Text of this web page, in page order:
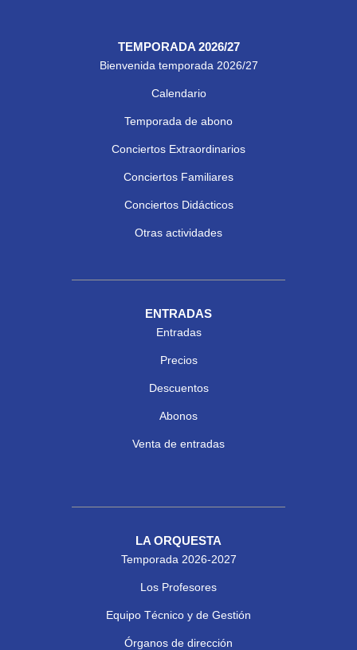
TEMPORADA 2026/27
Bienvenida temporada 2026/27
Calendario
Temporada de abono
Conciertos Extraordinarios
Conciertos Familiares
Conciertos Didácticos
Otras actividades
ENTRADAS
Entradas
Precios
Descuentos
Abonos
Venta de entradas
LA ORQUESTA
Temporada 2026-2027
Los Profesores
Equipo Técnico y de Gestión
Órganos de dirección